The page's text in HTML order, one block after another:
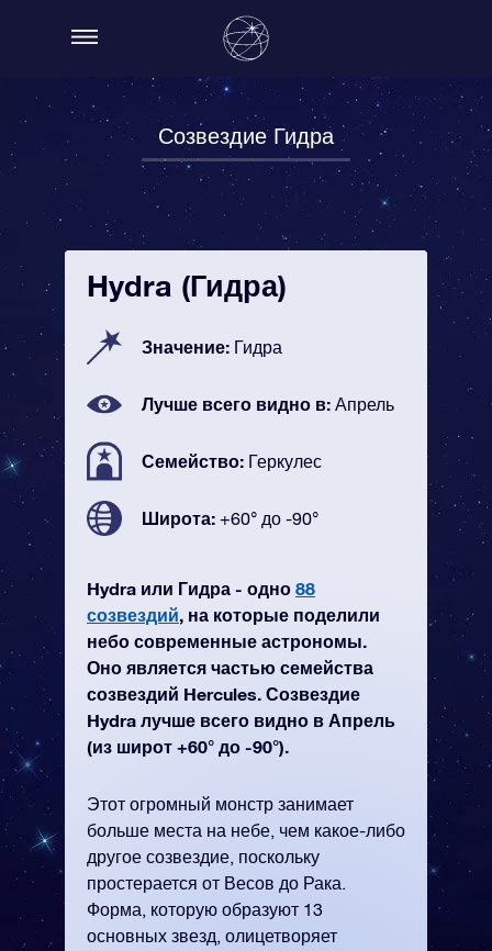
Созвездие Гидра
Hydra (Гидра)
Значение: Гидра
Лучше всего видно в: Апрель
Семейство: Геркулес
Широта: +60° до -90°
Hydra или Гидра - одно 88
созвездий, на которые поделили
небо современные астрономы.
Оно является частью семейства
созвездий Hercules. Созвездие
Hydra лучше всего видно в Апрель
(из широт +60° до -90°).
Этот огромный монстр занимает
больше места на небе, чем какое-либо
другое созвездие, поскольку
простерается от Весов до Рака.
Форма, которую образуют 13
основных звезд, олицетворяет